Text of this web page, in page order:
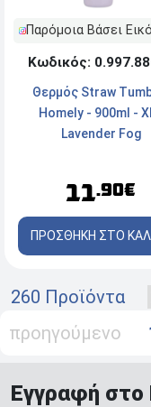
Παρόμοια Βάσει
Κωδικός:
Θερμός Straw
Homely - 900ml -
Lavender Fog
11.90€
ΠΡΟΣΘΗΚΗ ΣΤΟ
260 Προϊόντα
προηγούμενο
Εγγραφή στο